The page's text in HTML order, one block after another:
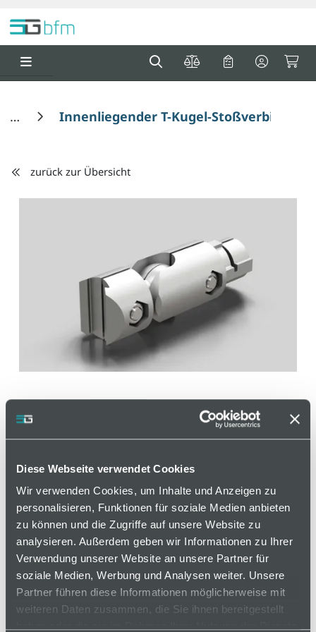
Diese Webseite verwendet Cookies
Wir verwenden Cookies, um Inhalte und Anzeigen zu
personalisieren, Funktionen für soziale Medien anbieten
zu können und die Zugriffe auf unsere Website zu
analysieren. Außerdem geben wir Informationen zu Ihrer
Verwendung unserer Website an unsere Partner für
soziale Medien, Werbung und Analysen weiter. Unsere
Partner führen diese Informationen möglicherweise mit
weiteren Daten zusammen, die Sie ihnen bereitgestellt
Innenliegender T-Kugel-Stoßverbinder,
zurück zur Übersicht
Innenliegender T-Kugel-
Stoßverbinder, D28
Artikelnummer 110000434 / Alte Materialnummer:
408536100
Zur variablen Verbindung von zwei